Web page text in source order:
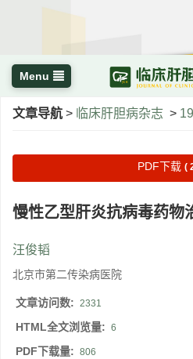
Menu
文章导航 > 临床肝胆病杂志 >
PDF下载 (
慢性乙型肝炎抗病毒药物
汪俊韬
北京市第二传染病医院
文章访问数: 2331
HTML全文浏览量: 6
PDF下载量: 806